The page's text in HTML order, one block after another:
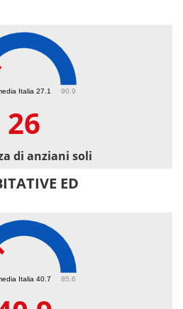
Italia 27.1 90.9
26
di anziani soli
ED
Italia 40.7 85.6